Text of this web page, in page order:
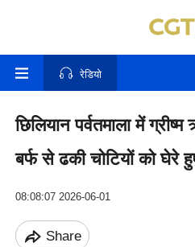
रेडियो
छिलियान पर्वतमाला में
बर्फ से ढकी चोटियों को घेरे
08:08:07 2026-06-01
Share